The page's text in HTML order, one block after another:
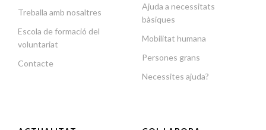
Treballa amb nosaltres
Escola de formació del
voluntariat
Contacte
Ajuda a necessitats
bàsiques
Mobilitat humana
Persones grans
Necessites ajuda?